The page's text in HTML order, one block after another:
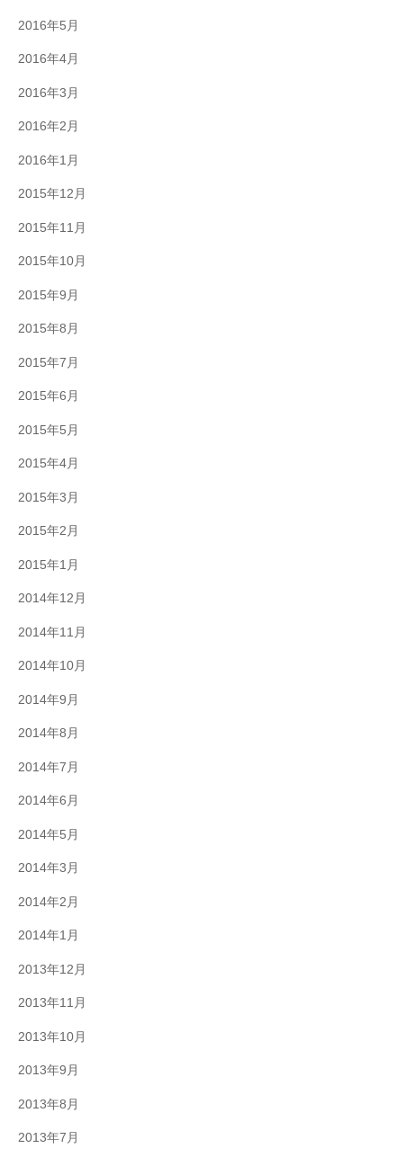
2016年5月
2016年4月
2016年3月
2016年2月
2016年1月
2015年12月
2015年11月
2015年10月
2015年9月
2015年8月
2015年7月
2015年6月
2015年5月
2015年4月
2015年3月
2015年2月
2015年1月
2014年12月
2014年11月
2014年10月
2014年9月
2014年8月
2014年7月
2014年6月
2014年5月
2014年3月
2014年2月
2014年1月
2013年12月
2013年11月
2013年10月
2013年9月
2013年8月
2013年7月